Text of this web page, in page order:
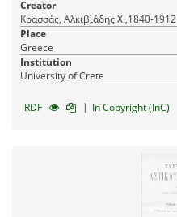
Creator
Κρασσάς, Αλκιβιάδης Χ.,1840-1912
Place
Greece
Institution
University of Crete
RDF | In Copyright (InC)